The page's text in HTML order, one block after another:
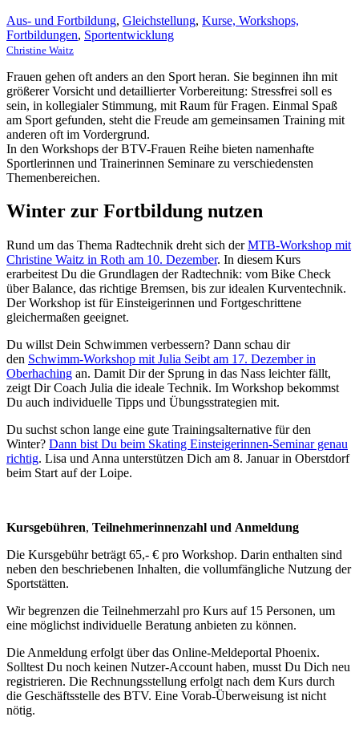
Aus- und Fortbildung, Gleichstellung, Kurse, Workshops,
Fortbildungen, Sportentwicklung
Christine Waitz
Frauen gehen oft anders an den Sport heran. Sie beginnen ihn mit
größerer Vorsicht und detaillierter Vorbereitung: Stressfrei soll es
sein, in kollegialer Stimmung, mit Raum für Fragen. Einmal Spaß
am Sport gefunden, steht die Freude am gemeinsamen Training mit
anderen oft im Vordergrund.
In den Workshops der BTV-Frauen Reihe bieten namenhafte
Sportlerinnen und Trainerinnen Seminare zu verschiedensten
Themenbereichen.
Winter zur Fortbildung nutzen
Rund um das Thema Radtechnik dreht sich derMTB-Workshop mit
Christine Waitz in Roth am 10. Dezember. In diesem Kurs
erarbeitest Du die Grundlagen der Radtechnik: vom Bike Check
über Balance, das richtige Bremsen, bis zur idealen Kurventechnik.
Der Workshop ist für Einsteigerinnen und Fortgeschrittene
gleichermaßen geeignet.
Du willst Dein Schwimmen verbessern? Dann schau dir
den Schwimm-Workshop mit Julia Seibt am 17. Dezember in
Oberhaching an. Damit Dir der Sprung in das Nass leichter fällt,
zeigt Dir Coach Julia die ideale Technik. Im Workshop bekommst
Du auch individuelle Tipps und Übungsstrategien mit.
Du suchst schon lange eine gute Trainingsalternative für den
Winter? Dann bist Du beim Skating Einsteigerinnen-Seminar genau
richtig. Lisa und Anna unterstützen Dich am 8. Januar in Oberstdorf
beim Start auf der Loipe.
Kursgebühren, Teilnehmerinnenzahl und Anmeldung
Die Kursgebühr beträgt 65,- € pro Workshop. Darin enthalten sind
neben den beschriebenen Inhalten, die vollumfängliche Nutzung der
Sportstätten.
Wir begrenzen die Teilnehmerzahl pro Kurs auf 15 Personen, um
eine möglichst individuelle Beratung anbieten zu können.
Die Anmeldung erfolgt über das Online-Meldeportal Phoenix.
Solltest Du noch keinen Nutzer-Account haben, musst Du Dich neu
registrieren. Die Rechnungsstellung erfolgt nach dem Kurs durch
die Geschäftsstelle des BTV. Eine Vorab-Überweisung ist nicht
nötig.